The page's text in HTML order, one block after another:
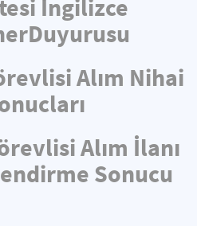
İngilizce
Alım Nihai
Alım İlanı
Sonucu